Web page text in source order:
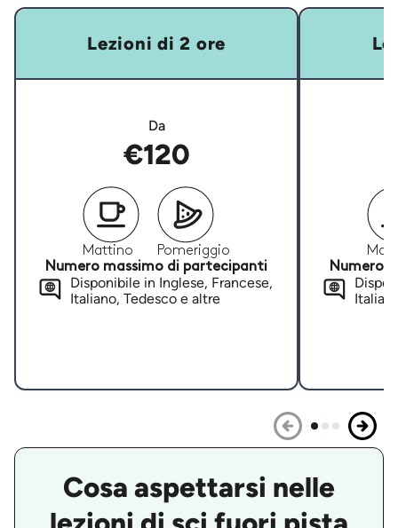
Lezioni di 2 ore
Da
€120
Mattino
Pomeriggio
Numero massimo di partecipanti
Disponibile in Inglese, Francese,
Italiano, Tedesco e altre
Numero
Cosa aspettarsi nelle